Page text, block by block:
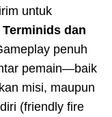
untuk
Terminids dan
penuh
pemain—baik
misi, maupun
(friendly fire